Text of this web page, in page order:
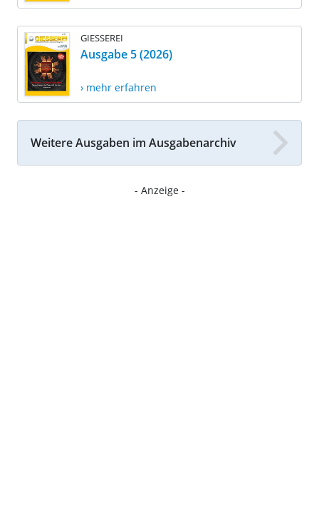
GIESSEREI
Ausgabe 5 (2026)
› mehr erfahren
Weitere Ausgaben im Ausgabenarchiv
- Anzeige -